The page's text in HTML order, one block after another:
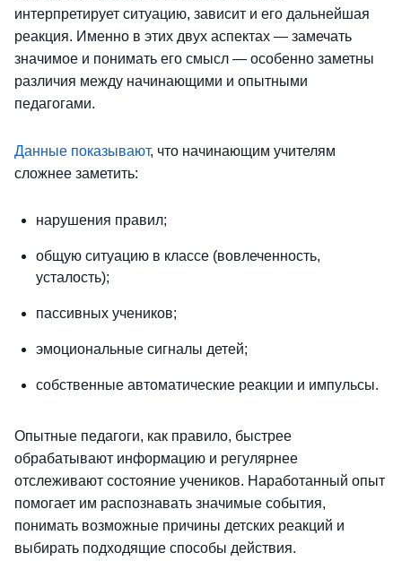
интерпретирует ситуацию, зависит и его дальнейшая
реакция. Именно в этих двух аспектах — замечать
значимое и понимать его смысл — особенно заметны
различия между начинающими и опытными
педагогами.
Данные показывают, что начинающим учителям
сложнее заметить:
нарушения правил;
общую ситуацию в классе (вовлеченность,
усталость);
пассивных учеников;
эмоциональные сигналы детей;
собственные автоматические реакции и импульсы.
Опытные педагоги, как правило, быстрее
обрабатывают информацию и регулярнее
отслеживают состояние учеников. Наработанный опыт
помогает им распознавать значимые события,
понимать возможные причины детских реакций и
выбирать подходящие способы действия.